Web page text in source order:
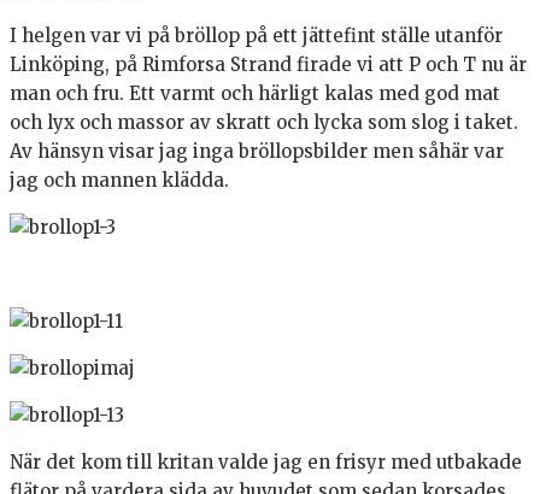
I helgen var vi på bröllop på ett jättefint ställe utanför
Linköping, på Rimforsa Strand firade vi att P och T nu är
man och fru. Ett varmt och härligt kalas med god mat
och lyx och massor av skratt och lycka som slog i taket.
Av hänsyn visar jag inga bröllopsbilder men såhär var
jag och mannen klädda.
När det kom till kritan valde jag en frisyr med utbakade